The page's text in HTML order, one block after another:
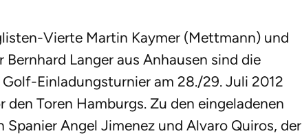
Vierte Martin Kaymer (Mettmann) und
Langer aus Anhausen sind die
Einladungsturnier am 28./29. Juli 2012
Toren Hamburgs. Zu den eingeladenen
Spanier Angel Jimenez und Alvaro Quiros, der